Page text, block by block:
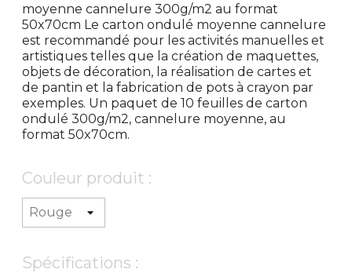
moyenne cannelure 300g/m2 au format
50x70cm Le carton ondulé moyenne cannelure
est recommandé pour les activités manuelles et
artistiques telles que la création de maquettes,
objets de décoration, la réalisation de cartes et
de pantin et la fabrication de pots à crayon par
exemples. Un paquet de 10 feuilles de carton
ondulé 300g/m2, cannelure moyenne, au
format 50x70cm.
Couleur produit :
Spécifications :